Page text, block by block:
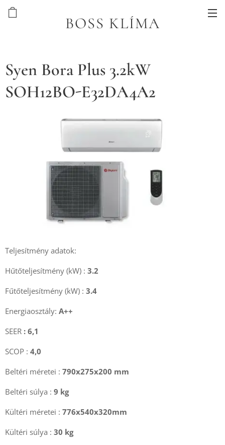
BOSS KLÍMA
Syen Bora Plus 3.2kW
SOH12BO-E32DA4A2
Teljesítmény adatok:
Hűtőteljesítmény (kW) : 3.2
Fűtőteljesítmény (kW) : 3.4
Energiaosztály: A++
SEER : 6,1
SCOP : 4,0
Beltéri méretei : 790x275x200 mm
Beltéri súlya : 9 kg
Kültéri méretei : 776x540x320mm
Kültéri súlya : 30 kg